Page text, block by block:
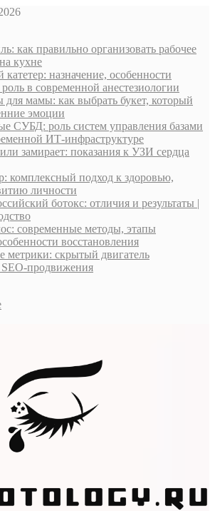
как правильно организовать рабочее
кухне
назначение, особенности
в современной анестезиологии
для мамы: как выбрать букет, который
эмоции
СУБД: роль систем управления базами
ИТ-инфраструктуре
замирает: показания к УЗИ сердца
комплексный подход к здоровью,
личности
ботокс: отличия и результаты |
современные методы, этапы
восстановления
метрики: скрытый двигатель
продвижения